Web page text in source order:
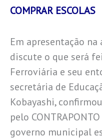
COMPRAR ESCOLAS
Em apresentação
discute o que será
Ferroviária e seu
secretária de
Kobayashi,
pelo
governo municipal